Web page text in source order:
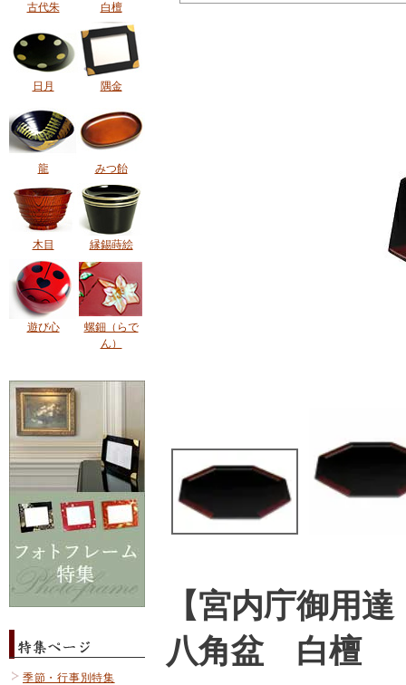
古代朱 白檀
日月 隅金
龍 みつ飴
木目 縁錫蒔絵
遊び心
螺鈿（らで
ん）
季節・行事別特集
【宮内庁御用
八角盆 白檀